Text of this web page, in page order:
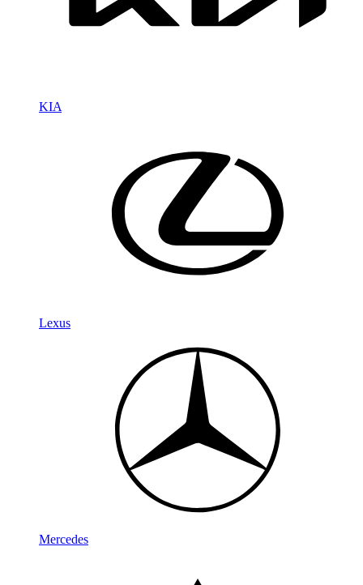
KIA
Lexus
Mercedes